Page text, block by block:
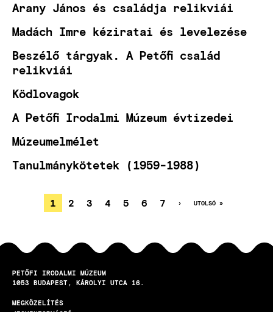
Arany János és családja relikviái
Madách Imre kéziratai és levelezése
Beszélő tárgyak. A Petőfi család
relikviái
Ködlovagok
A Petőfi Irodalmi Múzeum évtizedei
Múzeumelmélet
Tanulmánykötetek (1959-1988)
OLDALSZÁMOZÁS
JELENLEGI
OLDAL
1 OLDAL
2 OLDAL
3 OLDAL
4 OLDAL
5 OLDAL
6 OLDAL
7
KÖVETKEZŐ
›
UTOLSÓ
UTOLSÓ »
PETŐFI IRODALMI MÚZEUM
1053
BUDAPEST KÁROLYI UTCA 16.
MEGKÖZELÍTÉS